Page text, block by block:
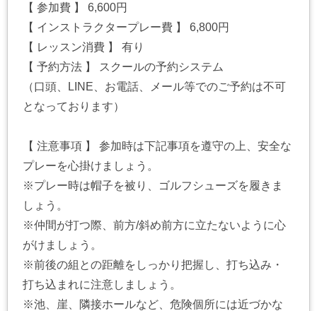
【 参加費 】 6,600円
【 インストラクタープレー費 】 6,800円
【 レッスン消費 】 有り
【 予約方法 】 スクールの予約システム
（口頭、LINE、お電話、メール等でのご予約は不可
となっております）
【 注意事項 】 参加時は下記事項を遵守の上、安全な
プレーを心掛けましょう。
※プレー時は帽子を被り、ゴルフシューズを履きま
しょう。
※仲間が打つ際、前方/斜め前方に立たないように心
がけましょう。
※前後の組との距離をしっかり把握し、打ち込み・
打ち込まれに注意しましょう。
※池、崖、隣接ホールなど、危険個所には近づかな